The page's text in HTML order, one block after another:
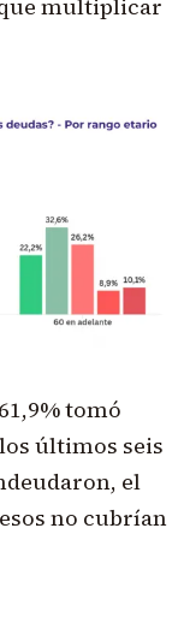
multiplicar
tomó
últimos seis
el
no cubrían